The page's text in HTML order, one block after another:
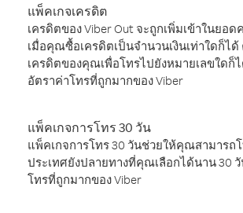
แพ็คเกจเครดิต
เครดิตของ Viber Out จะถูกเพิ่มเข้าในยอ
เมื่อคุณซื้อเครดิตเป็นจำนวนเงินเท่าใดก็ไ
เครดิตของคุณเพื่อโทรไปยังหมายเลขใดก็
อัตราค่าโทรที่ถูกมากของ Viber
แพ็คเกจการโทร 30 วัน
แพ็คเกจการโทร 30 วันช่วยให้คุณสามารถ
ประเทศยังปลายทางที่คุณเลือกได้นาน 30
โทรที่ถูกมากของ Viber